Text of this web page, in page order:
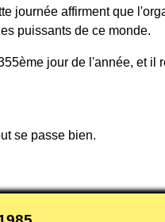
journée affirment que
puissants de ce monde.
jour de l'année, et il
se passe bien.